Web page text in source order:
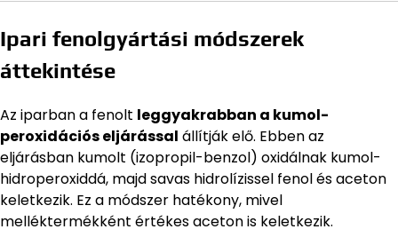
Ipari fenolgyártási módszerek
áttekintése
Az iparban a fenolt leggyakrabban a kumol-
peroxidációs eljárással állítják elő. Ebben az
eljárásban kumolt (izopropil-benzol) oxidálnak kumol-
hidroperoxiddá, majd savas hidrolízissel fenol és aceton
keletkezik. Ez a módszer hatékony, mivel
melléktermékként értékes aceton is keletkezik.